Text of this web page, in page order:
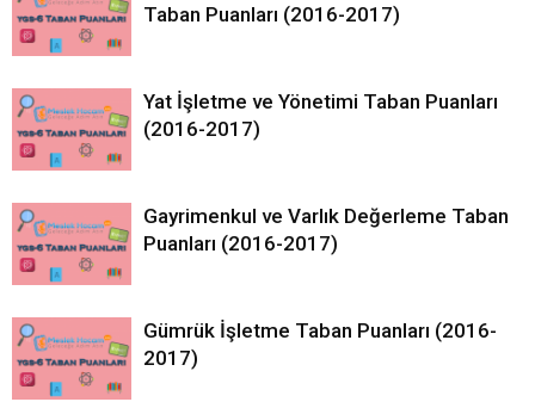
Taban Puanları (2016-2017)
Yat İşletme ve Yönetimi Taban Puanları
(2016-2017)
Gayrimenkul ve Varlık Değerleme Taban
Puanları (2016-2017)
Gümrük İşletme Taban Puanları (2016-
2017)